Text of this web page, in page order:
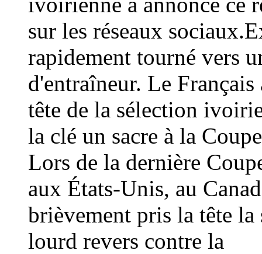
sur les réseaux
rapidement tourné vers
d'entraîneur. Le
tête de la sélection
la clé un sacre à la
Lors de la dernière
aux États-Unis, au
brièvement pris la tête
lourd revers contre la